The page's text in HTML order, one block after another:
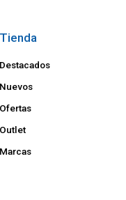
Tienda
Destacados
Nuevos
Ofertas
Outlet
Marcas